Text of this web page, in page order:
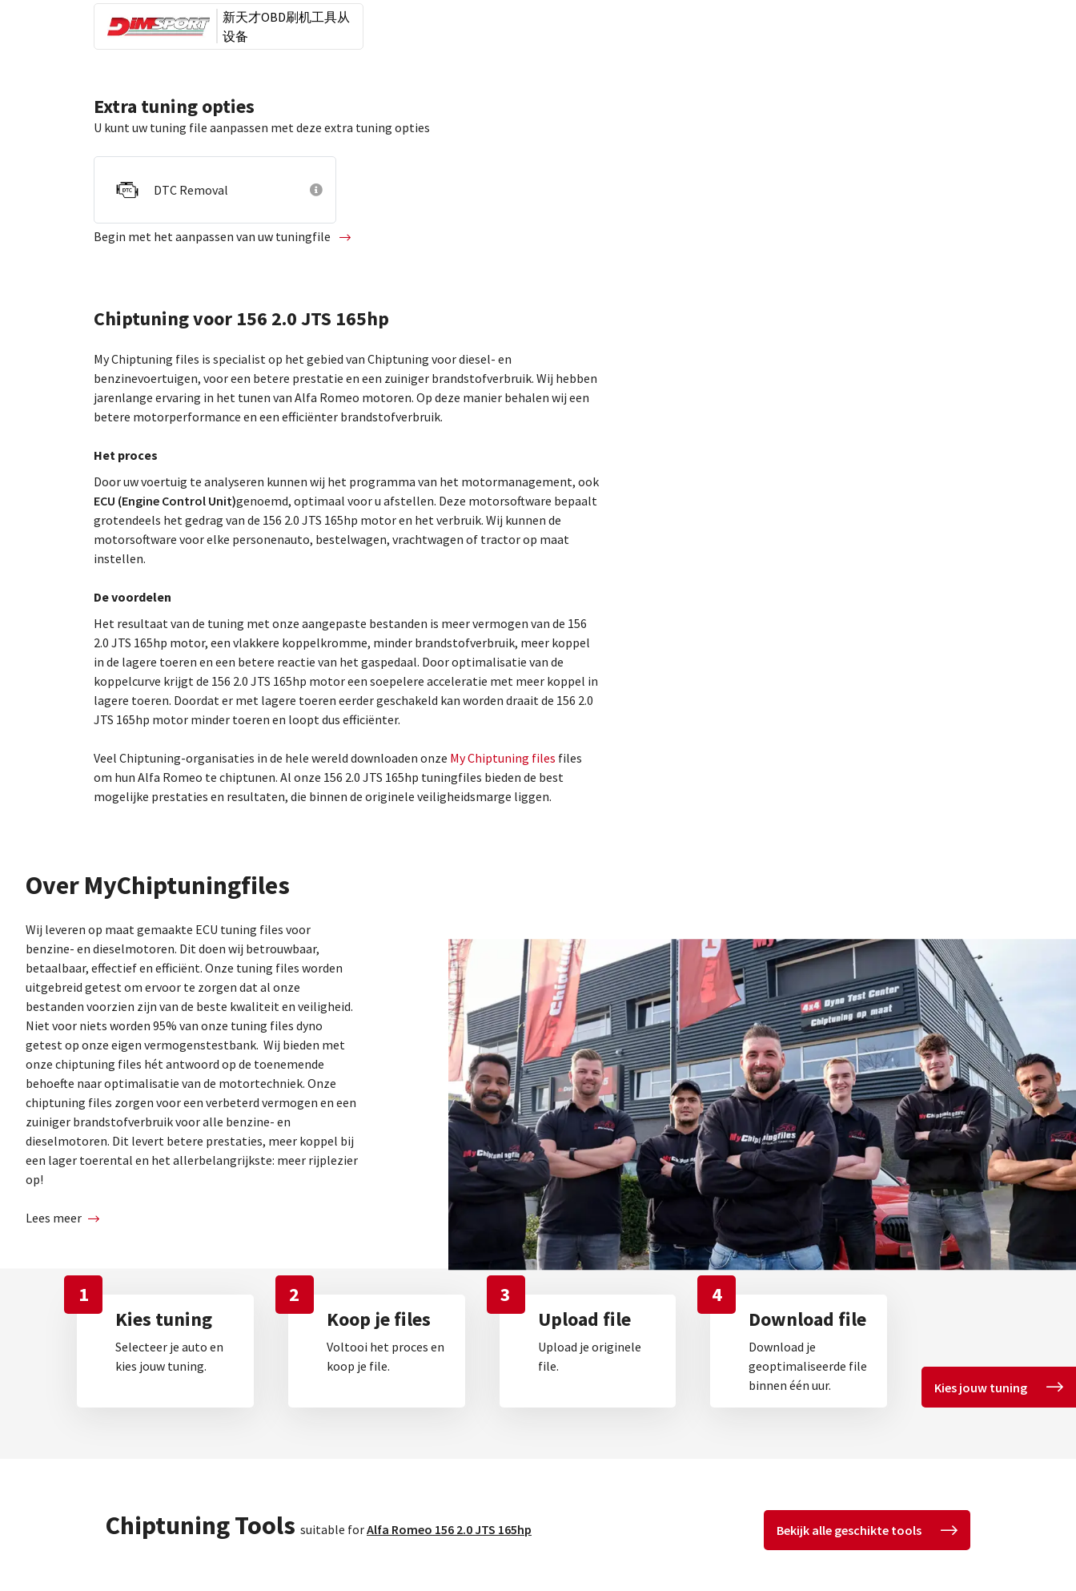
新天才OBD刷机工具从
设备
Extra tuning opties
U kunt uw tuning file aanpassen met deze extra tuning opties
DTC Removal
Begin met het aanpassen van uw tuningfile
Chiptuning voor 156 2.0 JTS 165hp
My Chiptuning files is specialist op het gebied van Chiptuning voor diesel- en
benzinevoertuigen, voor een betere prestatie en een zuiniger brandstofverbruik. Wij hebben
jarenlange ervaring in het tunen van Alfa Romeo motoren. Op deze manier behalen wij een
betere motorperformance en een efficiënter brandstofverbruik.
Het proces
Door uw voertuig te analyseren kunnen wij het programma van het motormanagement, ook
ECU (Engine Control Unit)genoemd, optimaal voor u afstellen. Deze motorsoftware bepaalt
grotendeels het gedrag van de 156 2.0 JTS 165hp motor en het verbruik. Wij kunnen de
motorsoftware voor elke personenauto, bestelwagen, vrachtwagen of tractor op maat
instellen.
De voordelen
Het resultaat van de tuning met onze aangepaste bestanden is meer vermogen van de 156
2.0 JTS 165hp motor, een vlakkere koppelkromme, minder brandstofverbruik, meer koppel
in de lagere toeren en een betere reactie van het gaspedaal. Door optimalisatie van de
koppelcurve krijgt de 156 2.0 JTS 165hp motor een soepelere acceleratie met meer koppel in
lagere toeren. Doordat er met lagere toeren eerder geschakeld kan worden draait de 156 2.0
JTS 165hp motor minder toeren en loopt dus efficiënter.
Veel Chiptuning-organisaties in de hele wereld downloaden onze My Chiptuning files files
om hun Alfa Romeo te chiptunen. Al onze 156 2.0 JTS 165hp tuningfiles bieden de best
mogelijke prestaties en resultaten, die binnen de originele veiligheidsmarge liggen.
Over MyChiptuningfiles
Wij leveren op maat gemaakte ECU tuning files voor
benzine- en dieselmotoren. Dit doen wij betrouwbaar,
betaalbaar, effectief en efficiënt. Onze tuning files worden
uitgebreid getest om ervoor te zorgen dat al onze
bestanden voorzien zijn van de beste kwaliteit en veiligheid.
Niet voor niets worden 95% van onze tuning files dyno
getest op onze eigen vermogenstestbank. Wij bieden met
onze chiptuning files hét antwoord op de toenemende
behoefte naar optimalisatie van de motortechniek. Onze
chiptuning files zorgen voor een verbeterd vermogen en een
zuiniger brandstofverbruik voor alle benzine- en
dieselmotoren. Dit levert betere prestaties, meer koppel bij
een lager toerental en het allerbelangrijkste: meer rijplezier
op!
Lees meer
1
Kies tuning
Selecteer je auto en
kies jouw tuning.
2
Koop je files
Voltooi het proces en
koop je file.
3
Upload file
Upload je originele
file.
4
Download file
Download je
geoptimaliseerde file
binnen één uur.
Kies jouw tuning
Chiptuning Tools suitable forAlfa Romeo 156 2.0 JTS 165hp Bekijk alle geschikte tools